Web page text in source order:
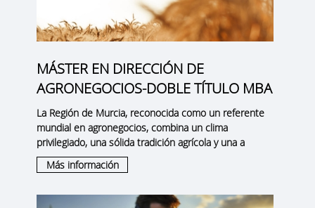
MÁSTER EN DIRECCIÓN DE
AGRONEGOCIOS-DOBLE TÍTULO MBA
La Región de Murcia, reconocida como un referente
mundial en agronegocios, combina un clima
privilegiado, una sólida tradición agrícola y una a
Más información